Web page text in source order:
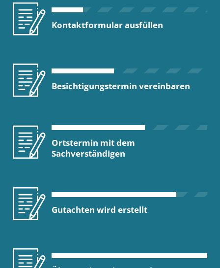
Kontaktformular ausfüllen
Besichtigungstermin vereinbaren
Ortstermin mit dem
Sachverständigen
Gutachten wird erstellt